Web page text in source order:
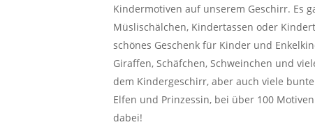
Kindermotiven auf unserem Geschirr. Es
Müslischälchen, Kindertassen oder
schönes Geschenk für Kinder und
Giraffen, Schäfchen, Schweinchen und
dem Kindergeschirr, aber auch viele
Elfen und Prinzessin, bei über 100
dabei!